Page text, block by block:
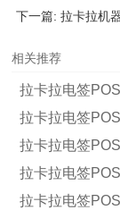
下一篇: 拉卡拉机
相关推荐
拉卡拉电签
拉卡拉电签
拉卡拉电签
拉卡拉电签
拉卡拉电签